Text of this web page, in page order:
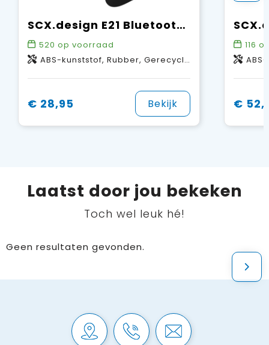
SCX.design E21 Bluetooth® koptelefoon
520 op voorraad
ABS-kunststof, Rubber, Gerecycled PET-kunststof
€ 28,95 Bekijk
116
ABS-
€
Laatst door jou bekeken
Toch wel leuk hé!
Geen resultaten gevonden.